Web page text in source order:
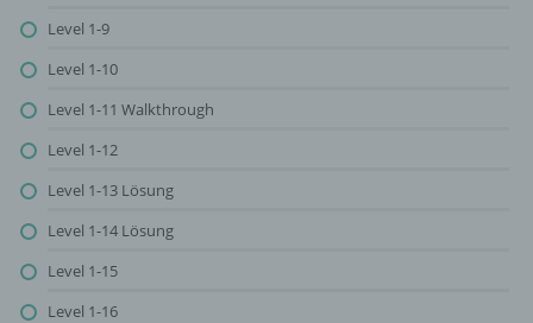
Level 1-9
Level 1-10
Level 1-11 Walkthrough
Level 1-12
Level 1-13 Lösung
Level 1-14 Lösung
Level 1-15
Level 1-16